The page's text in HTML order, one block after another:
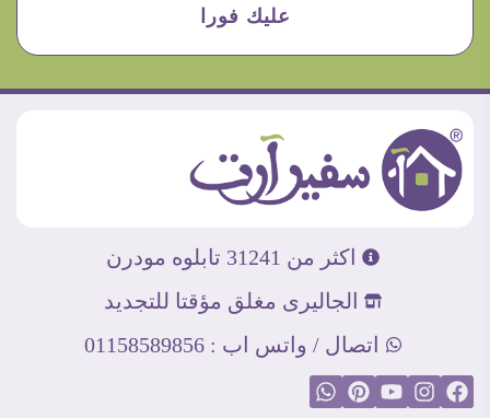
عليك فورا
اكثر من 31241 تابلوه مودرن
الجاليرى مغلق مؤقتا للتجديد
اتصال / واتس اب : 01158589856